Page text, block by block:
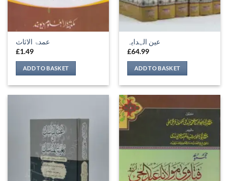
عمدۃ الاثاث
£1.49
ADD TO BASKET
عین الہدایہ
£64.99
ADD TO BASKET